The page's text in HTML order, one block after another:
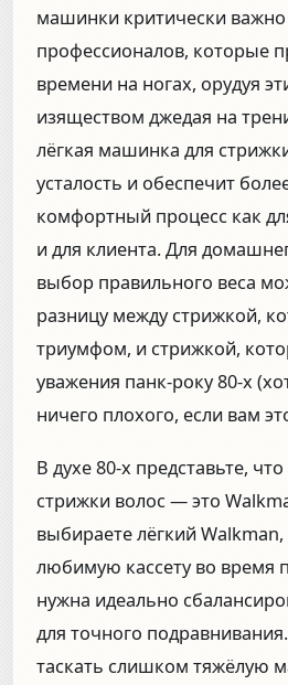
машинки критически важно
профессионалов, которые
времени на ногах, орудуя
изяществом джедая на
лёгкая машинка для
усталость и обеспечит
комфортный процесс как
и для клиента. Для
выбор правильного веса
разницу между стрижкой,
триумфом, и стрижкой,
уважения панк-року 80-х
ничего плохого, если вам
В духе 80-х представьте,
стрижки волос — это
выбираете лёгкий
любимую кассету во время
нужна идеально
для точного
таскать слишком тяжёлую